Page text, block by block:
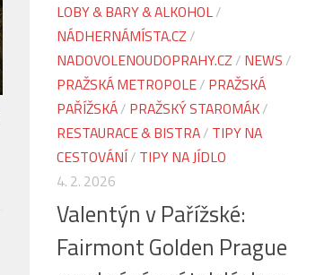
LOBY & BARY & ALKOHOL/
NÁDHERNÁMÍSTA.CZ /
NADOVOLENOUDOPRAHY.CZ / NEWS /
PRAŽSKÁ METROPOLE/ PRAŽSKÁ
PAŘÍŽSKÁ/ PRAŽSKÝ STAROMÁK/
RESTAURACE & BISTRA/ TIPY NA
CESTOVÁNÍ/ TIPY NA JÍDLO
4. 2. 2026
Valentýn v Pařížské:
Fairmont Golden Prague